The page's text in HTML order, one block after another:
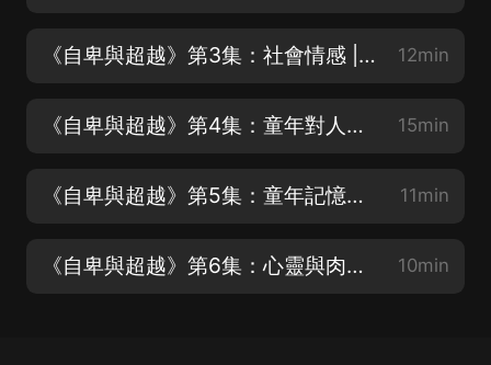
《自卑與超越》第3集：社會情感 | 為什麼有些人會變成生活的失敗者 12min
《自卑與超越》第4集：童年對人生的影響 | 三種典型的錯誤教養方式 15min
《自卑與超越》第5集：童年記憶的重要價值和合作的重要性 | 最初的記憶代表了什麼 11min
《自卑與超越》第6集：心靈與肉體的交互作用|為什麼有的人在實現目標的過程中會走錯道路 10min